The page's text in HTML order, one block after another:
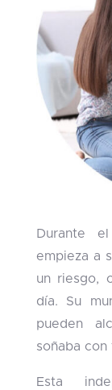
Durante
empieza a
un riesgo,
día. Su
pueden
soñaba con
Esta